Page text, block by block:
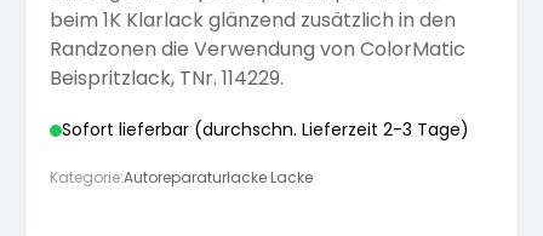
beim 1K Klarlack glänzend zusätzlich in den
Randzonen die Verwendung von ColorMatic
Beispritzlack, TNr. 114229.
Sofort lieferbar (durchschn. Lieferzeit 2-3 Tage)
Kategorie:Autoreparaturlacke Lacke